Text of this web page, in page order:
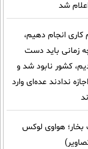
شد
انجام دهیم،
زمانی باید دست
کشور نابود شد و
ندادند عده‌ای وارد
6 لیدار و 523 اسب بخار؛ هواوی لوکس